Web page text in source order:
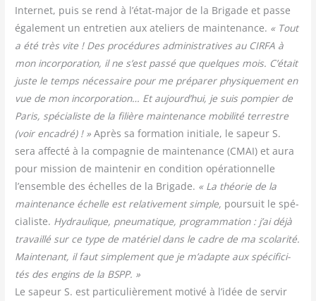
Inter­net, puis se rend à l’état-major de la Bri­gade et passe
éga­le­ment un entre­tien aux ate­liers de main­te­nance. « Tout
a été très vite ! Des pro­cé­dures admi­nis­tra­tives au CIRFA à
mon incor­po­ra­tion, il ne s’est pas­sé que quelques mois. C’était
juste le temps néces­saire pour me pré­pa­rer phy­si­que­ment en
vue de mon incor­po­ra­tion… Et aujourd’­hui, je suis pom­pier de
Paris, spé­cia­liste de la filière main­te­nance mobi­li­té ter­restre
(voir enca­dré) ! »Après sa for­ma­tion ini­tiale, le sapeur S.
sera affec­té à la com­pa­gnie de main­te­nance (CMAI) et aura
pour mis­sion de main­te­nir en condi­tion opé­ra­tion­nelle
l’ensemble des échelles de la Bri­gade. « La théo­rie de la
main­te­nance échelle est rela­ti­ve­ment simple, pour­suit le spé­
cia­liste. Hydrau­lique, pneu­ma­tique, pro­gram­ma­tion : j’ai déjà
tra­vaillé sur ce type de maté­riel dans le cadre de ma sco­la­ri­té.
Main­te­nant, il faut sim­ple­ment que je m’adapte aux spé­ci­fi­ci­
tés des engins de la BSPP. »
Le sapeur S. est par­ti­cu­liè­re­ment moti­vé à l’idée de ser­vir